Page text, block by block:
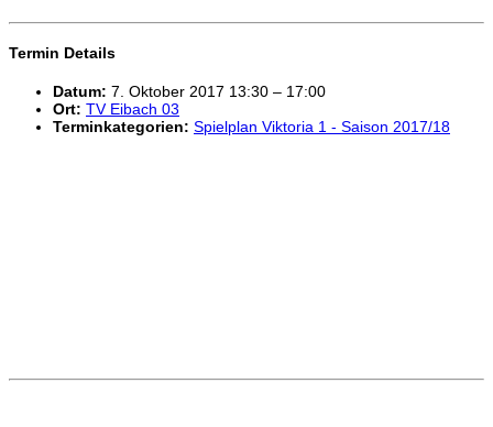
Termin Details
Datum: 7. Oktober 2017 13:30 – 17:00
Ort: TV Eibach 03
Terminkategorien: Spielplan Viktoria 1 - Saison 2017/18